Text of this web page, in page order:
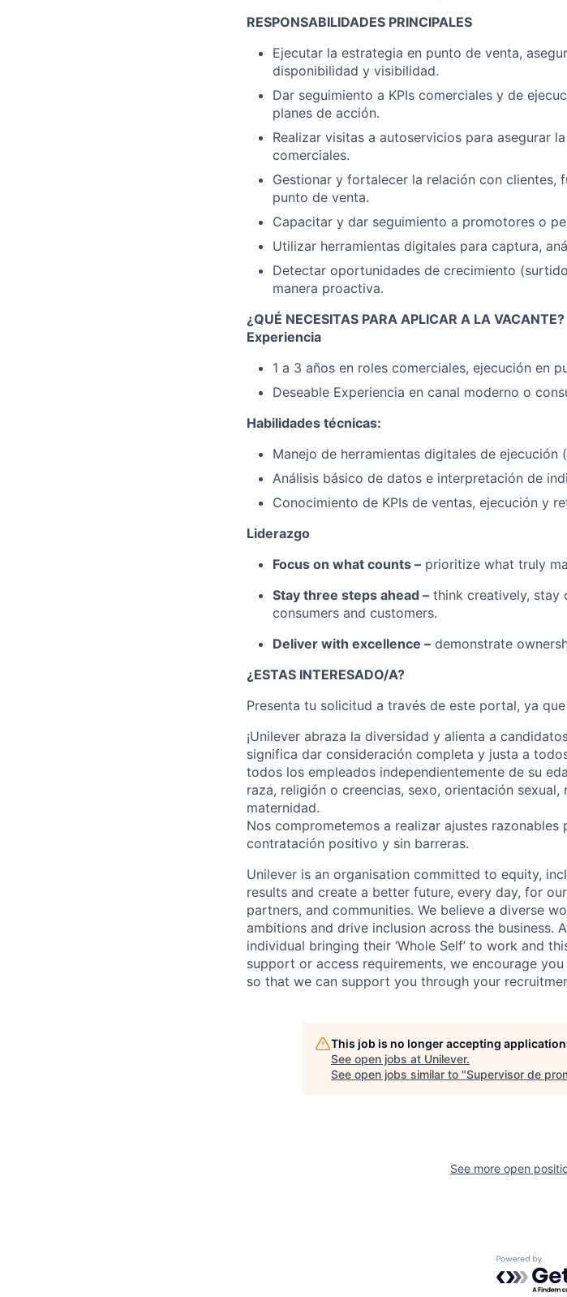
RESPONSABILIDADES PRINCIPALES
Ejecutar la estrategia en punto de venta,
disponibilidad y visibilidad.
Dar seguimiento a KPIs comerciales y de
planes de acción.
Realizar visitas a autoservicios para asegurar
comerciales.
Gestionar y fortalecer la relación con clientes,
punto de venta.
Capacitar y dar seguimiento a promotores o
Utilizar herramientas digitales para captura,
Detectar oportunidades de crecimiento
manera proactiva.
¿QUÉ NECESITAS PARA APLICAR A LA VACANTE?
Experiencia
1 a 3 años en roles comerciales, ejecución en
Deseable Experiencia en canal moderno o
Habilidades técnicas:
Manejo de herramientas digitales de
Análisis básico de datos e interpretación de
Conocimiento de KPIs de ventas, ejecución y
Liderazgo
Focus on what counts – prioritize what truly
Stay three steps ahead – think creatively, stay
consumers and customers.
Deliver with excellence – demonstrate
¿ESTAS INTERESADO/A?
Presenta tu solicitud a través de este portal, ya
¡Unilever abraza la diversidad y alienta a
significa dar consideración completa y justa a
todos los empleados independientemente de su
raza, religión o creencias, sexo, orientación
maternidad.
Nos comprometemos a realizar ajustes
contratación positivo y sin barreras.
Unilever is an organisation committed to equity,
results and create a better future, every day, for
partners, and communities. We believe a diverse
ambitions and drive inclusion across the business.
individual bringing their ‘Whole Self’ to work and
support or access requirements, we encourage
so that we can support you through your
This job is no longer accepting
See open jobs at Unilever.
See open jobs similar to "Supervisor de
See more open
Powered